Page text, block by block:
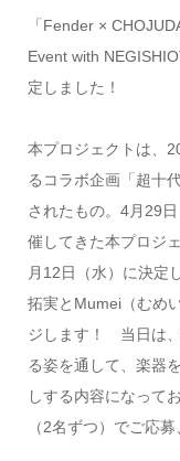
「Fender ×
Event with
定しました！
本プロジェクトは、
るコラボ企画「超十
されたもの。4月29
催してきた本プロジ
月12日（水）に決定
拓実とMumei（むめ
ジします！ 当日は
る姿を通して、楽器
しする内容になって
（2名ずつ）でご応